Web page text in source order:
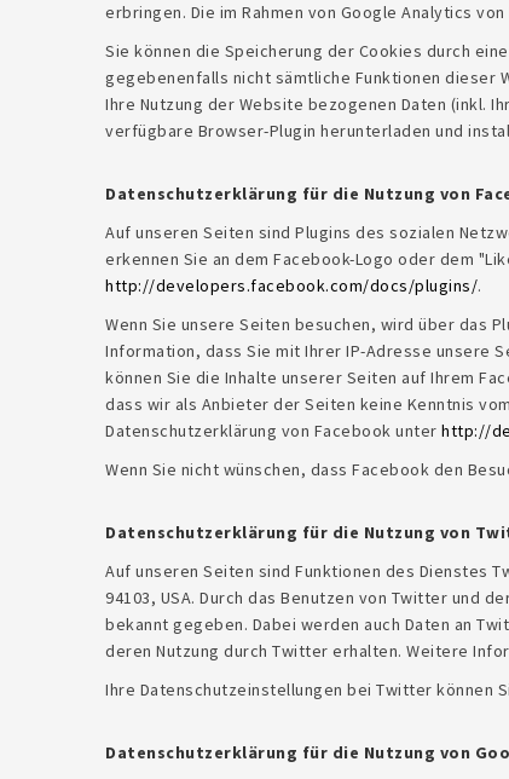
erbringen. Die im Rahmen von Google Analytics
Sie können die Speicherung der Cookies durch
gegebenenfalls nicht sämtliche Funktionen dieser
Ihre Nutzung der Website bezogenen Daten (inkl.
verfügbare Browser-Plugin herunterladen und
Datenschutzerklärung für die Nutzung von
Auf unseren Seiten sind Plugins des sozialen
erkennen Sie an dem Facebook-Logo oder dem
http://developers.facebook.com/docs/plugins/.
Wenn Sie unsere Seiten besuchen, wird über das
Information, dass Sie mit Ihrer IP-Adresse unsere
können Sie die Inhalte unserer Seiten auf Ihrem
dass wir als Anbieter der Seiten keine Kenntnis
Datenschutzerklärung von Facebook unter http://
Wenn Sie nicht wünschen, dass Facebook den
Datenschutzerklärung für die Nutzung von
Auf unseren Seiten sind Funktionen des Dienstes
94103, USA. Durch das Benutzen von Twitter und
bekannt gegeben. Dabei werden auch Daten an
deren Nutzung durch Twitter erhalten. Weitere
Ihre Datenschutzeinstellungen bei Twitter können
Datenschutzerklärung für die Nutzung von